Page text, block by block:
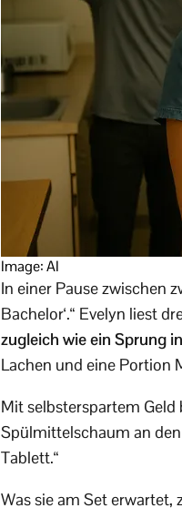
Image: AI
In einer Pause zwischen
Bachelor‘.“ Evelyn liest
zugleich wie ein Sprung
Lachen und eine Portion
Mit selbst­erspartem
Spül­mittel­schaum an
Tablett.“
Was sie am Set